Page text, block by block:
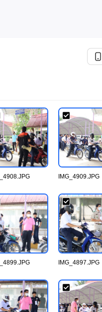
IMG_4909.JPG
IMG_4897.JPG